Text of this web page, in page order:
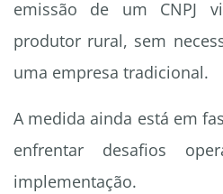
emissão de um CNPJ
produtor rural, sem
uma empresa tradicional.
A medida ainda está em
enfrentar desafios
implementação.